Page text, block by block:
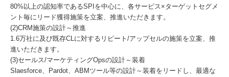
80%以上の認知率であるSPIを中心に、各サービス×ターゲットセグメ
ント毎にリード獲得施策を立案、推進いただきます。
(2)CRM施策の設計～推進
1.6万社に及び既存CLに対するリピート/アップセルの施策を立案、推
進いただきます。
(3)セールス/マーケティングOpsの設計～装着
Slaesforce、Pardot、ABMツール等の設計～装着をリードし、最適な